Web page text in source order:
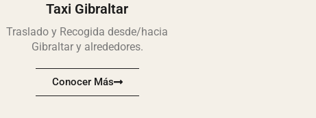
Taxi Gibraltar
Traslado y Recogida desde/hacia
Gibraltar y alrededores.
Conocer Más